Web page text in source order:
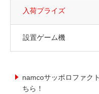
入荷プライズ
設置ゲーム機
namcoサッポロファク
ちら！